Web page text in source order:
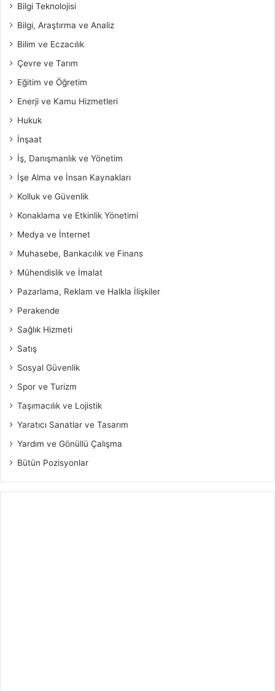
Bilgi Teknolojisi
Bilgi, Araştırma ve Analiz
Bilim ve Eczacılık
Çevre ve Tarım
Eğitim ve Öğretim
Enerji ve Kamu Hizmetleri
Hukuk
İnşaat
İş, Danışmanlık ve Yönetim
İşe Alma ve İnsan Kaynakları
Kolluk ve Güvenlik
Konaklama ve Etkinlik Yönetimi
Medya ve İnternet
Muhasebe, Bankacılık ve Finans
Mühendislik ve İmalat
Pazarlama, Reklam ve Halkla İlişkiler
Perakende
Sağlık Hizmeti
Satış
Sosyal Güvenlik
Spor ve Turizm
Taşımacılık ve Lojistik
Yaratıcı Sanatlar ve Tasarım
Yardım ve Gönüllü Çalışma
Bütün Pozisyonlar